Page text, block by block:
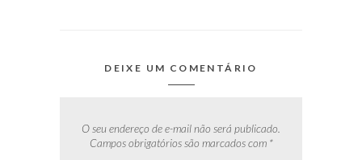
DEIXE UM COMENTÁRIO
O seu endereço de e-mail não será publicado.
Campos obrigatórios são marcados com *